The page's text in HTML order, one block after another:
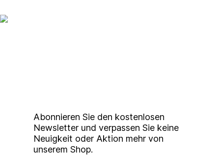
Abonnieren Sie den kostenlosen
Newsletter und verpassen Sie keine
Neuigkeit oder Aktion mehr von
unserem Shop.